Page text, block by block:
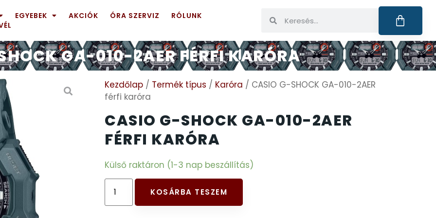
EGYEBEK AKCIÓK ÓRA SZERVIZ
RÓLUNK
GA-010-2AER FÉRFI KARÓRA
Kezdőlap / Termék típus / Karóra / CASIO G-SHOCK GA-010-2AER
férfi karóra
CASIO G-SHOCK GA-010-2AER
FÉRFI KARÓRA
Külső raktáron (1-3 nap beszállítás)
KOSÁRBA TESZEM